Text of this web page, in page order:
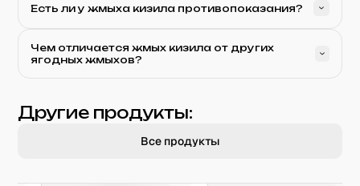
Есть ли у жмыха кизила противопоказания?
Чем отличается жмых кизила от других
ягодных жмыхов?
Другие продукты:
Все продукты